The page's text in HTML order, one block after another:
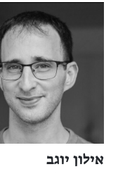
אילון יוגב